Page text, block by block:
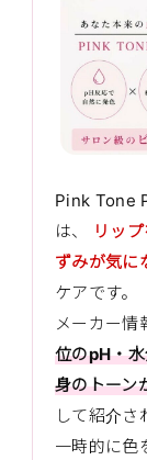
Pink Tone
は、
リッ
ずみが気に
ケアです。
メーカー情
位のpH・
身のトーン
して紹介さ
一時的に色